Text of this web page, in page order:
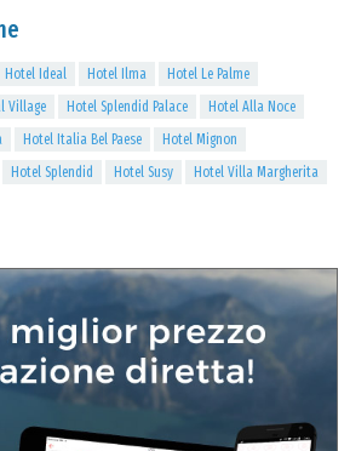
Hotel Ideal Hotel Ilma
Hotel Le Palme
Village Hotel Splendid Palace
Hotel Alla Noce
Hotel Italia Bel Paese
Hotel Mignon
Hotel Splendid Hotel Susy Hotel Villa Margherita